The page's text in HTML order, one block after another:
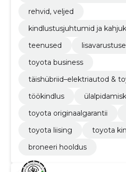
rehvid, veljed
kindlustusjuhtumid ja
teenused
toyota business
täishübriid–elektriautod &
töökindlus
toyota originaalgarantii
toyota liising
toyota
broneeri hooldus